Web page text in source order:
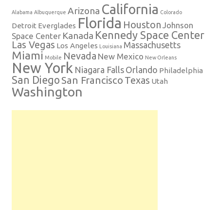
Alabama Albuquerque Arizona California Colorado
Detroit Everglades Florida Houston Johnson
Space Center Kanada Kennedy Space Center
Las Vegas Los Angeles Louisiana Massachusetts
Miami Mobile Nevada New Mexico New Orleans
New York Niagara Falls Orlando Philadelphia
San Diego San Francisco Texas Utah
Washington